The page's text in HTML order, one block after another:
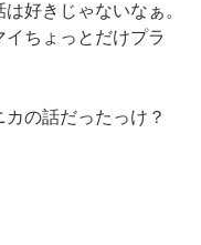
好きじゃないなぁ。
ちょっとだけプラ
の話だったっけ？